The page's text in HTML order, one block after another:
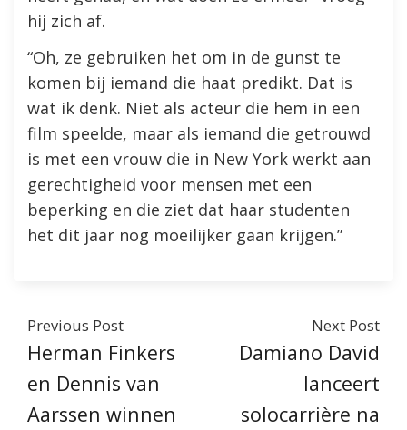
hij zich af.
“Oh, ze gebruiken het om in de gunst te
komen bij iemand die haat predikt. Dat is
wat ik denk. Niet als acteur die hem in een
film speelde, maar als iemand die getrouwd
is met een vrouw die in New York werkt aan
gerechtigheid voor mensen met een
beperking en die ziet dat haar studenten
het dit jaar nog moeilijker gaan krijgen.”
Previous Post
Herman Finkers
en Dennis van
Aarssen winnen
Next Post
Damiano David
lanceert
solocarrière na